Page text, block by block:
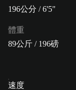
196公分 / 6'5"
體重
89公斤 / 196磅
速度